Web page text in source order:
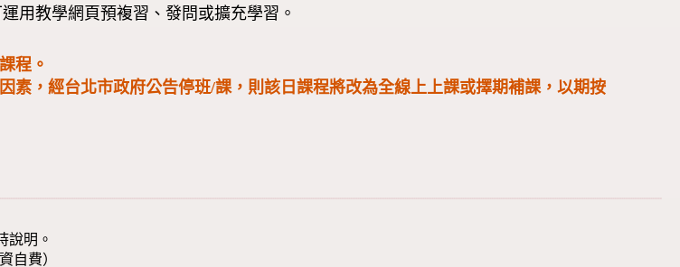
用教學網頁預複習、發問或擴充學習。
程。
，經台北市政府公告停班/課，則該日課程將改為全線上上課或擇期補課，以期按
說明。
自費）